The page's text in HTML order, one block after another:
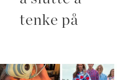
tenke på